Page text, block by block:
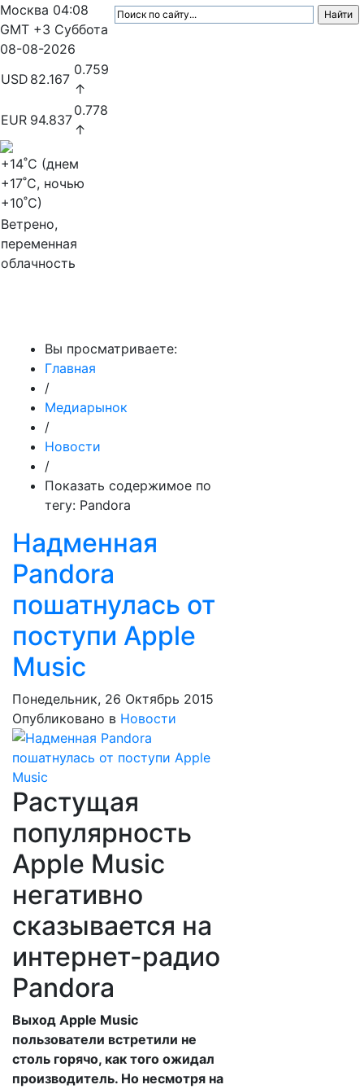
Москва 04:08
GMT +3 Суббота
08-08-2026
USD 82.167
0.759
↑
EUR 94.837
0.778
↑
+14˚C (днем
+17˚C, ночью
+10˚C)
Ветрено,
переменная
облачность
Вы просматриваете:
Главная
/
Медиарынок
/
Новости
/
Показать содержимое по
тегу: Pandora
Надменная
Pandora
пошатнулась от
поступи Apple
Music
Понедельник, 26 Октябрь 2015
Опубликовано в Новости
Растущая
популярность
Apple Music
негативно
сказывается на
интернет-радио
Pandora
Выход Apple Music
пользователи встретили не
столь горячо, как того ожидал
производитель. Но несмотря на